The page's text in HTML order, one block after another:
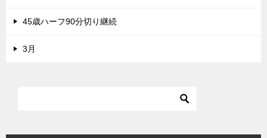
45歳ハーフ90分切り継続
3月